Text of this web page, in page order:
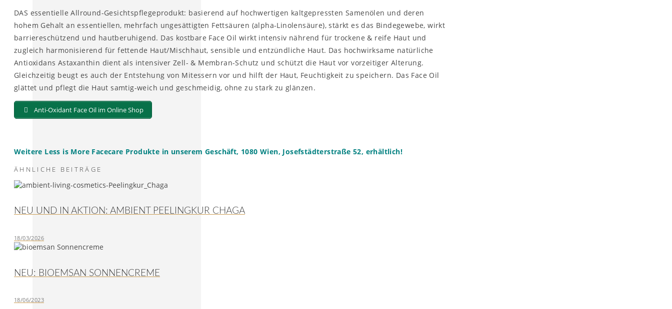
DAS essentielle Allround-Gesichtspflegeprodukt: basierend auf hochwertigen kaltgepressten Samenölen und deren
hohem Gehalt an essentiellen, mehrfach ungesättigten Fettsäuren (alpha-Linolensäure), stärkt es das Bindegewebe, wirkt
barriereschützend und hautberuhigend. Das kostbare Face Oil wirkt intensiv nährend für trockene & reife Haut und
zugleich harmonisierend für fettende Haut/Mischhaut, sensible und entzündliche Haut. Das hochwirksame natürliche
Antioxidans Astaxanthin dient als intensiver Zell- & Membran-Schutz und schützt die Haut vor vorzeitiger Alterung.
Gleichzeitig beugt es auch der Entstehung von Mitessern vor und hilft der Haut, Feuchtigkeit zu speichern. Das Face Oil
glättet und pflegt die Haut samtig-weich und geschmeidig, ohne zu stark zu glänzen.
Anti-Oxidant Face Oil im Online Shop
Weitere Less is More Facecare Produkte in unserem Geschäft, 1080 Wien, Josefstädterstraße 52, erhältlich!
ÄHNLICHE BEITRÄGE
NEU UND IN AKTION: AMBIENT PEELINGKUR CHAGA
18/03/2026
NEU: BIOEMSAN SONNENCREME
18/06/2023